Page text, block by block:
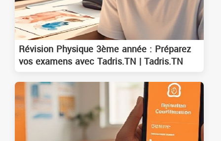
Révision Physique 3ème année : Préparez
vos examens avec Tadris.TN | Tadris.TN